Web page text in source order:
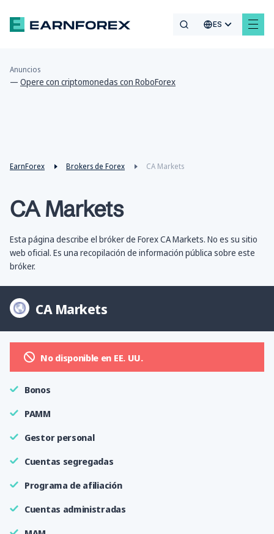
ES
Anuncios
— Opere con criptomonedas con RoboForex
EarnForex Brokers de Forex CA Markets
CA Markets
Esta página describe el bróker de Forex CA Markets. No es su sitio
web oficial. Es una recopilación de información pública sobre este
bróker.
CA Markets
No disponible en EE. UU.
Bonos
PAMM
Gestor personal
Cuentas segregadas
Programa de afiliación
Cuentas administradas